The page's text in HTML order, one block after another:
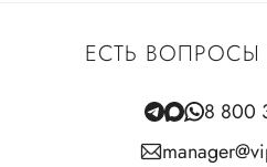
ЕСТЬ
8 800